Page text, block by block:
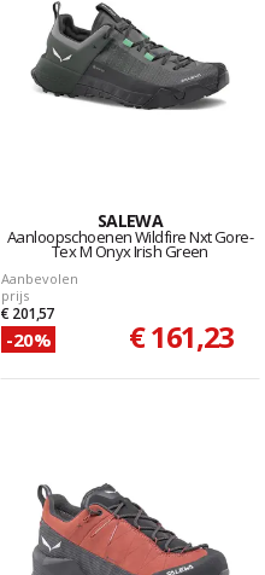
SALEWA
Aanloopschoenen Wildfire Nxt Gore-
Tex M Onyx Irish Green
Aanbevolen
prijs
€ 201,57
-20% € 161,23